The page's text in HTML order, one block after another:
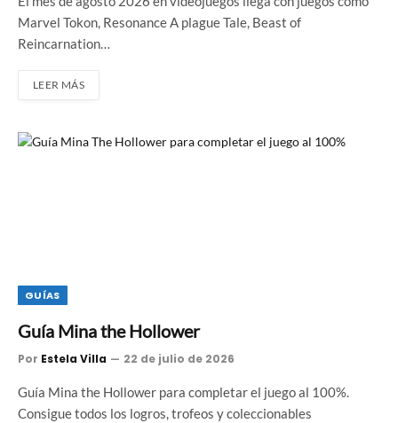
Marvel Tokon, Resonance A plague Tale, Beast of
Reincarnation…
LEER MÁS
GUÍAS
Guía Mina the Hollower
Por Estela Villa 22 de julio de 2026
Guía Mina the Hollower para completar el juego al 100%.
Consigue todos los logros, trofeos y coleccionables